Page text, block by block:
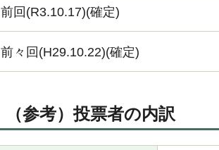
前回(R3.10.17)(確定)
前々回(H29.10.22)(確定)
（参考）投票者の内訳